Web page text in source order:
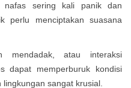
nafas sering kali panik dan
perlu menciptakan suasana
mendadak, atau interaksi
dapat memperburuk kondisi
sangat krusial.